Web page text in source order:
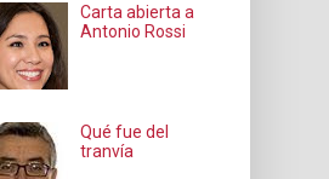
Carta abierta a
Antonio Rossi
Qué fue del
tranvía